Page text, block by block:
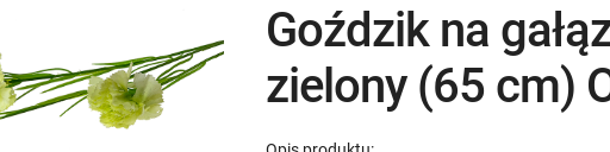
Goździk na
zielony (65 cm)